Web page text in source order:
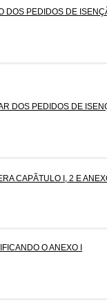
DOS PEDIDOS DE
DOS PEDIDOS DE
CAPÃTULO I, 2 E
O ANEXO I